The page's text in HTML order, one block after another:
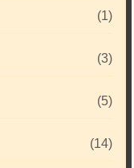
(1)
(3)
(5)
(14)